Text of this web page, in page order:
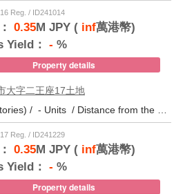
Reg. / ID241014
0.35M JPY (inf萬港幣)
Yield： - %
Property details
大字二王座17土地
Reg. / ID241229
0.35M JPY (inf萬港幣)
Yield： - %
Property details